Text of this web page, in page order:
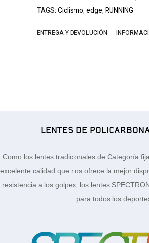
TAGS:Ciclismo,edge,RUNNING
ENTREGA Y DEVOLUCIÓN
LENTES DE
Como los lentes tradicionales de Categoría
excelente calidad que nos ofrece la mejor
resistencia a los golpes, los lentes
para todos los